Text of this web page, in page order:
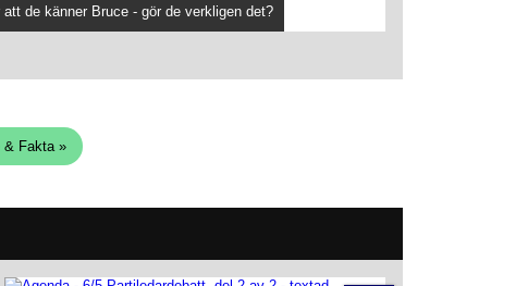
att de känner Bruce - gör de verkligen det?
& Fakta »